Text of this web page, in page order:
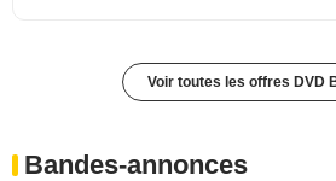
Voir toutes les offres DVD
Bandes-annonces